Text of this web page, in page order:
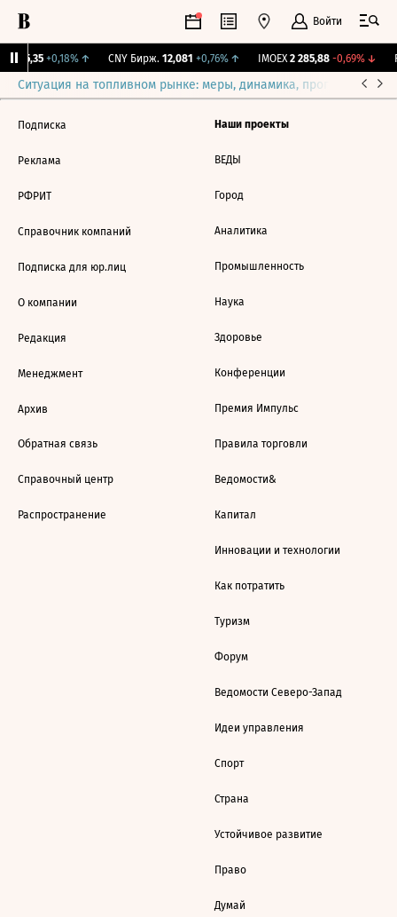
Войти
115,35 +0,18%↑ CNY Бирж. 12,081 +0,76%↑ IMOEX 2 285,88 -0,69%↓
Ситуация на топливном рынке: меры, динамика, прогнозы
Подписка
Реклама
РФРИТ
Справочник компаний
Подписка для юр.лиц
О компании
Редакция
Менеджмент
Архив
Обратная связь
Справочный центр
Распространение
Наши проекты
ВЕДЫ
Город
Аналитика
Промышленность
Наука
Здоровье
Конференции
Премия Импульс
Правила торговли
Ведомости&
Капитал
Инновации и технологии
Как потратить
Туризм
Форум
Ведомости Северо-Запад
Идеи управления
Спорт
Страна
Устойчивое развитие
Право
Думай